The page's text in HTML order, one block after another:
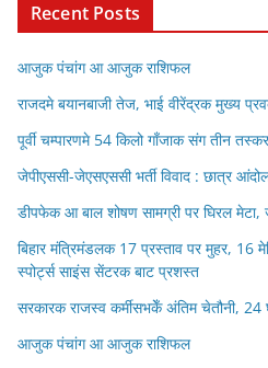
Recent Posts
आजुक पंचांग आ आजुक राशिफल
राजदमे बयानबाजी तेज, भाई वीरेंद्रक मुख्य
पूर्वी चम्पारणमे 54 किलो गाँजाक संग तीन
जेपीएससी-जेएसएससी भर्ती विवाद : छात्र
डीपफेक आ बाल शोषण सामग्री पर घिरल मेटा,
बिहार मंत्रिमंडलक 17 प्रस्ताव पर मुहर,
स्पोर्ट्स साइंस सेंटरक बाट प्रशस्त
सरकारक राजस्व कर्मीसभकेँ अंतिम चेतौनी,
आजुक पंचांग आ आजुक राशिफल